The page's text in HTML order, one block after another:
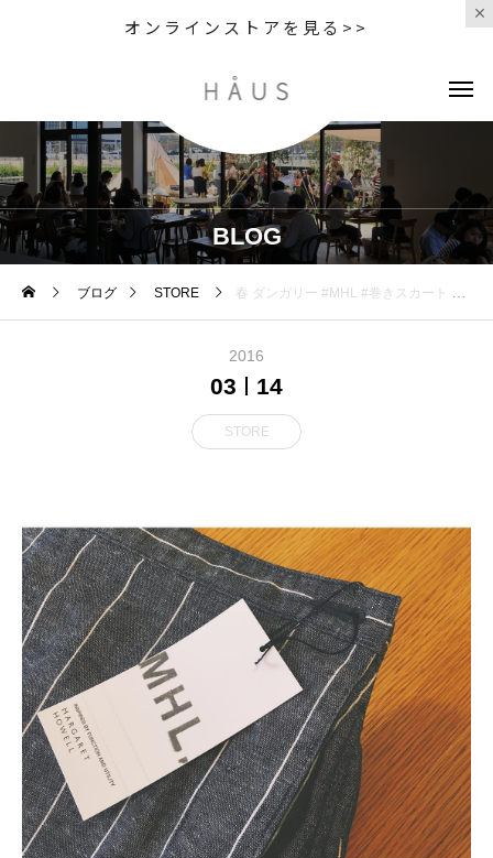
オンラインストアを見る>>
BLOG
ブログ STORE 春 ダンガリー #MHL #巻きスカート #skirt #denim #ダンガリー #dungaree #春 #hausmastue #島根 #松江
2016
03 14
STORE